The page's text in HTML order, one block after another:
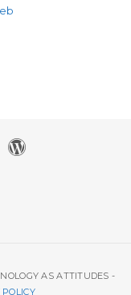
AS ATTITUDES -